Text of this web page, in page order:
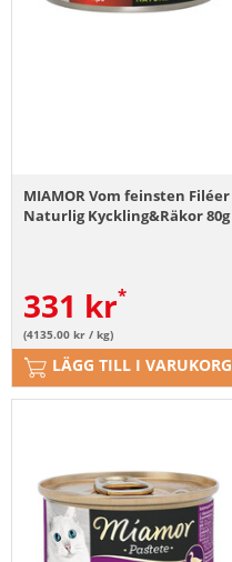
MIAMOR Vom feinsten Filéer
Naturlig Kyckling&Räkor 80g
331 kr
(4135.00 kr / kg)
LÄGG TILL I VARUKORG